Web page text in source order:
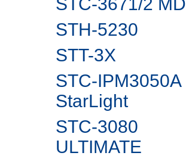
STH-5230
STT-3X
STC-IPM3050A
StarLight
STC-3080
ULTIMATE